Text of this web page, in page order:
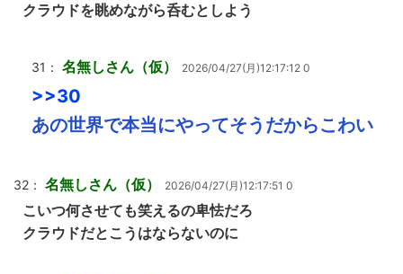
クラウドを眺めながら呑むとしよう
31： 名無しさん（仮） 2026/04/27(月)12:17:12 0
>>30
あの世界で本当にやってそうだからこわい
32： 名無しさん（仮） 2026/04/27(月)12:17:51 0
こいつ何させても笑えるの卑怯だろ
クラウドだとこうはならないのに